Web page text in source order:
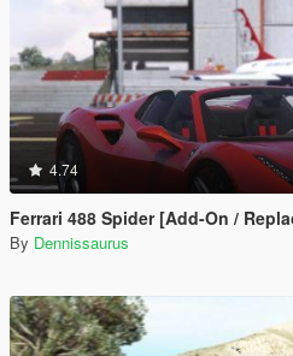
4.74
Ferrari 488 Spider [Add-On /
By Dennissaurus